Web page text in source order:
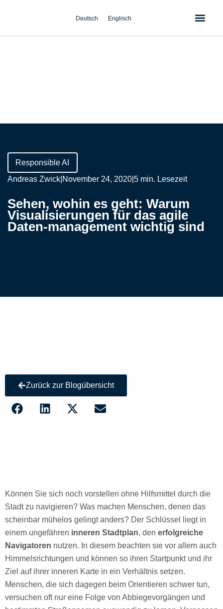
Deutsch Englisch
Responsible AI
Andreas Zwick| November 24, 2020| 5 min. Lesezeit
Sehen, wohin es geht: Warum
Visualisierungen für das agile
Daten-management wichtig sind
Zurück zur Blogübersicht
Können Sie sich noch vorstellen ohne Hilfsmittel durch die
Stadt zu navigieren? Was machen Menschen, denen das
scheinbar mühelos gelingt anders? Der Schlüssel liegt in
einem ungefähren inneren Stadtplan, den erfolgreiche
Navigatoren nutzen. In diesem beachten sie vor allem auch
Himmelsrichtungen und können so ihren Startpunkt und ihr
Ziel auf ihrer inneren Karte in ein Verhältnis setzen.
Menschen, die sich dagegen beim Orientieren schwer tun,
versuchen oft nur eine Folge von Abbiegevorgängen und